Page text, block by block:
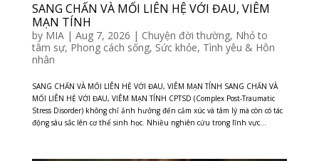
SANG CHẤN VÀ MỐI LIÊN HỆ VỚI ĐAU, VIÊM
MẠN TÍNH
by MIA| Aug 7, 2026 | Chuyện đời thường, Nhỏ to
tâm sự, Phong cách sống, Sức khỏe, Tình yêu & Hôn
nhân
SANG CHẤN VÀ MỐI LIÊN HỆ VỚI ĐAU, VIÊM MẠN TÍNH SANG CHẤN VÀ
MỐI LIÊN HỆ VỚI ĐAU, VIÊM MẠN TÍNH CPTSD (Complex Post-Traumatic
Stress Disorder) không chỉ ảnh hưởng đến cảm xúc và tâm lý mà còn có tác
động sâu sắc lên cơ thể sinh học. Nhiều nghiên cứu trong lĩnh vực...